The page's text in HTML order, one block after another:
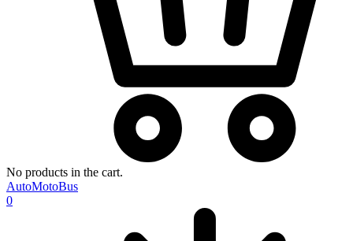
No products in the cart.
AutoMotoBus
0